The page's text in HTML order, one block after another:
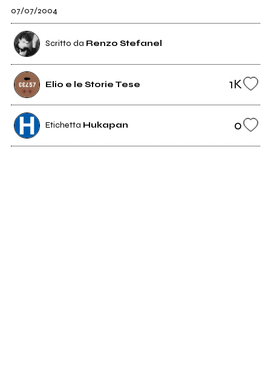
07/07/2004
Scritto da Renzo Stefanel
Elio e le Storie Tese 1K
Etichetta Hukapan 0